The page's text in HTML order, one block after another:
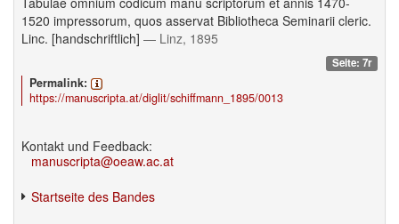
1520 impressorum, quos asservat Bibliotheca Seminarii cleric.
Linc. [handschriftlich] — Linz, 1895
Seite: 7r
Permalink:
https://manuscripta.at/diglit/schiffmann_1895/0013
Kontakt und Feedback:
manuscripta@oeaw.ac.at
Startseite des Bandes